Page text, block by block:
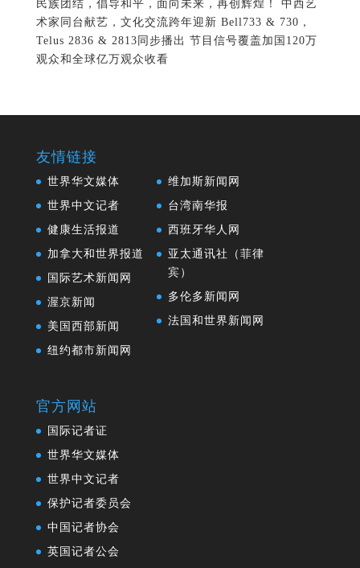
民族团结，倡导和平，面向未来，再创辉煌！ 中西艺
术家同台献艺，文化交流跨年迎新 Bell733 & 730，
Telus 2836 & 2813同步播出 节目信号覆盖加国120万
观众和全球亿万观众收看
友情链接
世界华文媒体
世界中文记者
健康生活报道
加拿大和世界报道
国际艺术新闻网
渥京新闻
美国西部新闻
纽约都市新闻网
维加斯新闻网
台湾南华报
西班牙华人网
亚太通讯社（菲律
宾）
多伦多新闻网
法国和世界新闻网
官方网站
国际记者证
世界华文媒体
世界中文记者
保护记者委员会
中国记者协会
英国记者公会